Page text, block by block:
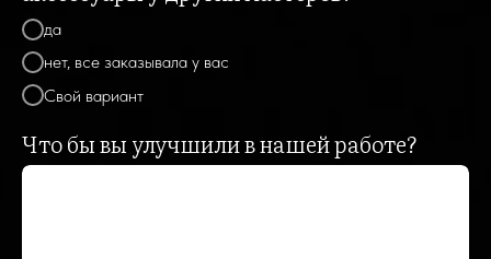
да
нет, все заказывала у вас
Свой вариант
Что бы вы улучшили в нашей работе?